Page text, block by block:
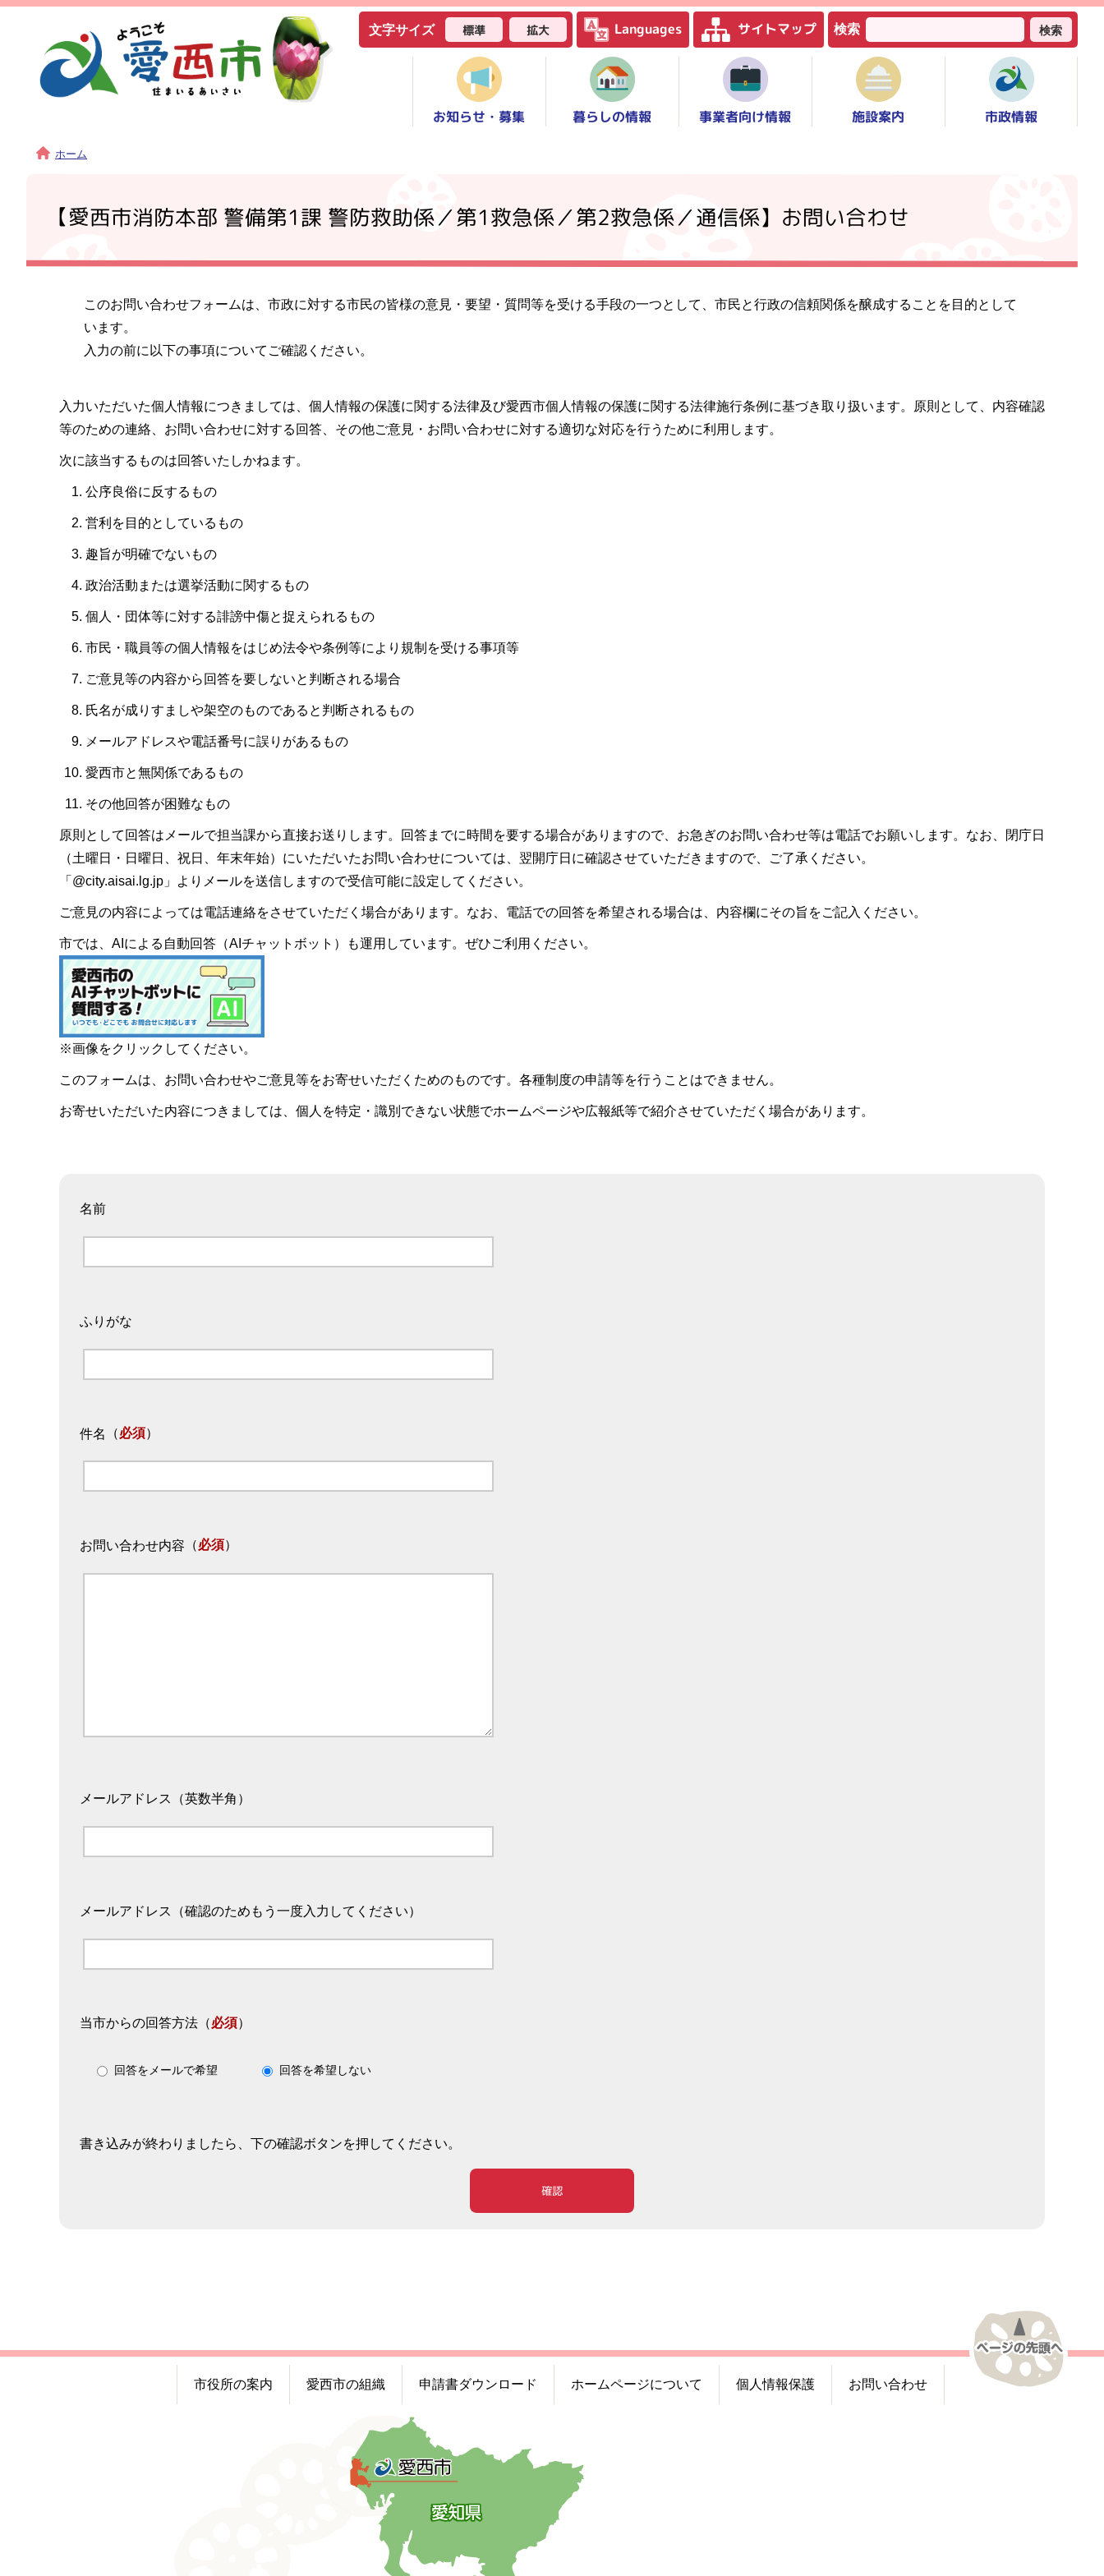
文字サイズ 標準 拡大 Languages サイトマップ 検索 検索
お知らせ・募集 暮らしの情報 事業者向け情報 施設案内 市政情報
ホーム
【愛西市消防本部 警備第1課 警防救助係／第1救急係／第2救急係／通信係】お問い合わせ
このお問い合わせフォームは、市政に対する市民の皆様の意見・要望・質問等を受ける手段の一つとして、市民と行政の信頼関係を醸成することを目的として
います。
入力の前に以下の事項についてご確認ください。
入力いただいた個人情報につきましては、個人情報の保護に関する法律及び愛西市個人情報の保護に関する法律施行条例に基づき取り扱います。原則として、内容確認
等のための連絡、お問い合わせに対する回答、その他ご意見・お問い合わせに対する適切な対応を行うために利用します。
次に該当するものは回答いたしかねます。
公序良俗に反するもの
営利を目的としているもの
趣旨が明確でないもの
政治活動または選挙活動に関するもの
個人・団体等に対する誹謗中傷と捉えられるもの
市民・職員等の個人情報をはじめ法令や条例等により規制を受ける事項等
ご意見等の内容から回答を要しないと判断される場合
氏名が成りすましや架空のものであると判断されるもの
メールアドレスや電話番号に誤りがあるもの
愛西市と無関係であるもの
その他回答が困難なもの
原則として回答はメールで担当課から直接お送りします。回答までに時間を要する場合がありますので、お急ぎのお問い合わせ等は電話でお願いします。なお、閉庁日
（土曜日・日曜日、祝日、年末年始）にいただいたお問い合わせについては、翌開庁日に確認させていただきますので、ご了承ください。
「@city.aisai.lg.jp」よりメールを送信しますので受信可能に設定してください。
ご意見の内容によっては電話連絡をさせていただく場合があります。なお、電話での回答を希望される場合は、内容欄にその旨をご記入ください。
市では、AIによる自動回答（AIチャットボット）も運用しています。ぜひご利用ください。
※画像をクリックしてください。
このフォームは、お問い合わせやご意見等をお寄せいただくためのものです。各種制度の申請等を行うことはできません。
お寄せいただいた内容につきましては、個人を特定・識別できない状態でホームページや広報紙等で紹介させていただく場合があります。
名前
ふりがな
件名 （必須）
お問い合わせ内容 （必須）
メールアドレス（英数半角）
メールアドレス（確認のためもう一度入力してください）
当市からの回答方法 （必須）
回答をメールで希望 回答を希望しない
書き込みが終わりましたら、下の確認ボタンを押してください。
確認
市役所の案内 愛西市の組織 申請書ダウンロード ホームページについて 個人情報保護 お問い合わせ